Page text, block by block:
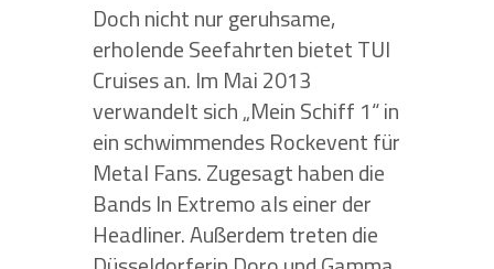
Doch nicht nur geruhsame,
erholende Seefahrten bietet TUI
Cruises an. Im Mai 2013
verwandelt sich „Mein Schiff 1“ in
ein schwimmendes Rockevent für
Metal Fans. Zugesagt haben die
Bands In Extremo als einer der
Headliner. Außerdem treten die